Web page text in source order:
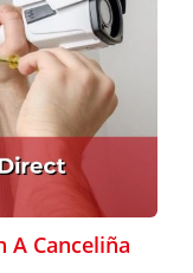
A Canceliña